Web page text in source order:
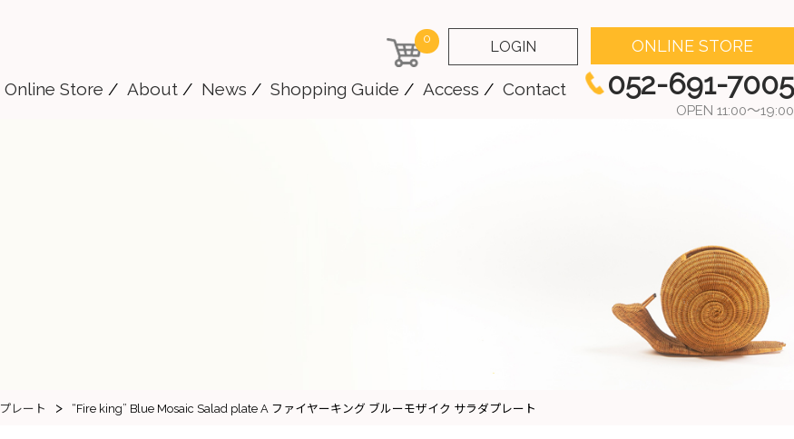
0 LOGIN ONLINE STORE
Online Store About News Shopping Guide Access Contact 052-691-7005
OPEN 11:00～19:00
プレート > “Fire king” Blue Mosaic Salad plate A ファイヤーキング ブルーモザイク サラダプレート